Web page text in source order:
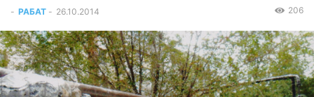
- РАБАТ - 26.10.2014 206